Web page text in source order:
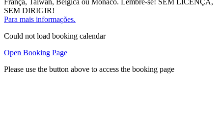
SEM DIRIGIR!
Para mais informações.
Could not load booking calendar
Open Booking Page
Please use the button above to access the booking page